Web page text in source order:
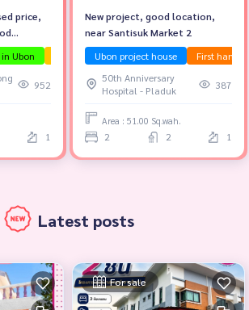
price,
Ubon The house is ready to move in.
952
1
New project, good location,
near Santisuk Market 2
Ubon project house
First hand
50th Anniversary
Hospital - Pladuk
387
Area : 51.00 Sq.wah.
2 2 1
Latest posts
For sale